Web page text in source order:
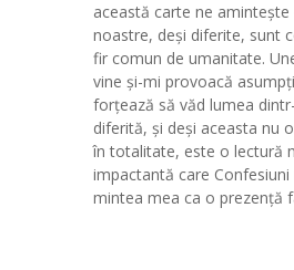
această carte ne amintește
noastre, deși diferite, sunt
fir comun de umanitate.
vine și-mi provoacă
forțează să văd lumea
diferită, și deși aceasta nu
în totalitate, este o lectură
impactantă care
mintea mea ca o prezență